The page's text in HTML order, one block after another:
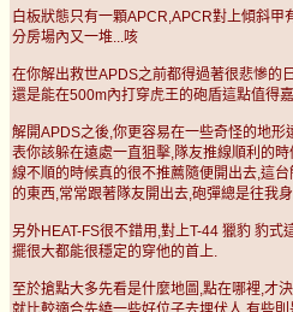
白板狀態只有一顆APCR,APCR對上傾斜甲
分房場內又一堆...咳
在你解出救世APDS之前都得過著很悲慘的
還是能在500m內打穿虎王的砲盾這點值得
解開APDS之後,你更容易在一些奇怪的地
表你該躲在遠處一直狙擊,隊友推線順利的
線不順的時候真的很不推薦隨便開出去,這
的東西,常常跟著隊友開出去,砲彈總是往我
另外HEAT-FS很不錯用,對上T-44 獵豹 豹式
擺很大都能很穩定的穿他的首上.
至於搶點大多先看是什麼地圖,點在哪裡,才